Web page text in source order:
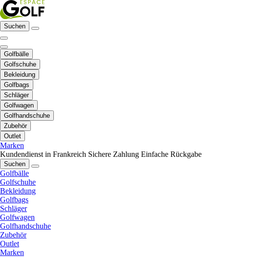
Suchen
Golfbälle
Golfschuhe
Bekleidung
Golfbags
Schläger
Golfwagen
Golfhandschuhe
Zubehör
Outlet
Marken
Kundendienst in Frankreich Sichere Zahlung Einfache Rückgabe
Suchen
Golfbälle
Golfschuhe
Bekleidung
Golfbags
Schläger
Golfwagen
Golfhandschuhe
Zubehör
Outlet
Marken